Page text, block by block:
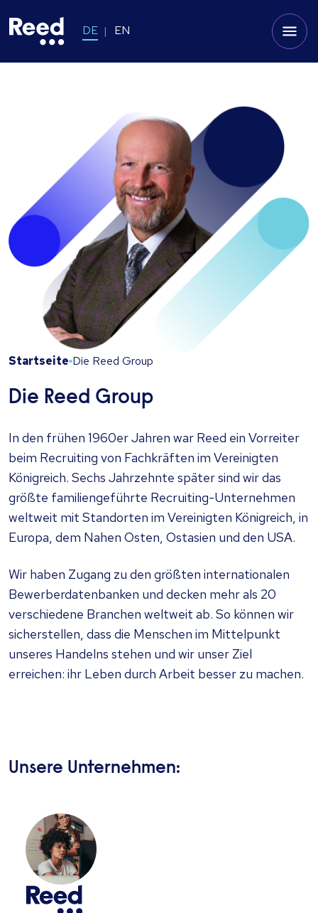
DE EN
Startseite Die Reed Group
Die Reed Group
In den frühen 1960er Jahren war Reed ein Vorreiter
beim Recruiting von Fachkräften im Vereinigten
Königreich. Sechs Jahrzehnte später sind wir das
größte familiengeführte Recruiting-Unternehmen
weltweit mit Standorten im Vereinigten Königreich, in
Europa, dem Nahen Osten, Ostasien und den USA.
Wir haben Zugang zu den größten internationalen
Bewerberdatenbanken und decken mehr als 20
verschiedene Branchen weltweit ab. So können wir
sicherstellen, dass die Menschen im Mittelpunkt
unseres Handelns stehen und wir unser Ziel
erreichen: ihr Leben durch Arbeit besser zu machen.
Unsere Unternehmen: